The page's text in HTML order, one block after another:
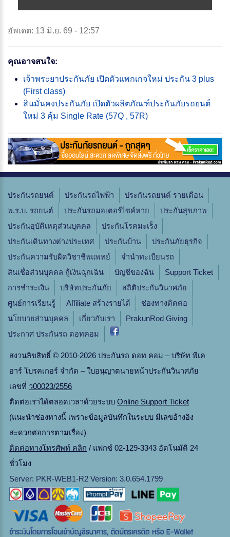
อัพเดต: 13 มิ.ย. 69 - 12:57
คุณอาจสนใจ:
เจ้าพระยาประกันภัย เปิดตัวแพกเกจใหม่ ประกัน 3 plus
(First class)
สินมั่นคงประกันภัย เปิดตัวผลิตภัณฑ์ประกันภัยรถยนต์
ใหม่ 3 คุ้ม Single Rate (57Q , 57R)
ประกันรถยนต์ ประกันรถไฟฟ้า
ประกันรถยนต์ รายเดือน
พ.ร.บ. รถยนต์
ประกันรถมอเตอร์ไซค์หาย
ประกันสุขภาพ
ประกันอุบัติเหตุส่วนบุคคล
ประกันโรคมะเร็ง
ประกันเดินทางต่างประเทศ
ประกันบ้าน
ประกันภัยธุรกิจ
ประกันความรับผิดวิชาชีพแพทย์
จํานําทะเบียนรถ
สินเชื่อส่วนบุคคล กู้เงินฉุกเฉิน
บัญชีของฉัน
Support Ticket
การชำระเงิน
บริษัทประกันภัย
สถิติประกันวินาศภัย
ศูนย์การเรียนรู้
Affiliate สร้างรายได้
ช่องทางติดต่อ
นโยบายส่วนบุคคล
เกี่ยวกับเรา
PrakunRod Giving
ประกาศ ประกันรถ ดอทคอม
สงวนลิขสิทธิ์ © 2010-2026 ประกันรถ ดอท คอม – บริษัท พีเค
อาร์ โบรคเกอร์ จำกัด – ใบอนุญาตนายหน้าประกันวินาศภัย
เลขที่ ว00023/2556
ติดต่อเราได้ตลอดเวลาด้วยระบบ Online Support Ticket
(แนะนำช่องทางนี้ เพราะข้อมูลบันทึกในระบบ มีเลขอ้างอิง
สะดวกต่อการตามเรื่อง)
ติดต่อทางโทรศัพท์ คลิก / แฟกซ์ 02-129-3343 อัตโนมัติ 24
ชั่วโมง
Server: PKR-WEB1-R2 Version: 3.0.654.1799